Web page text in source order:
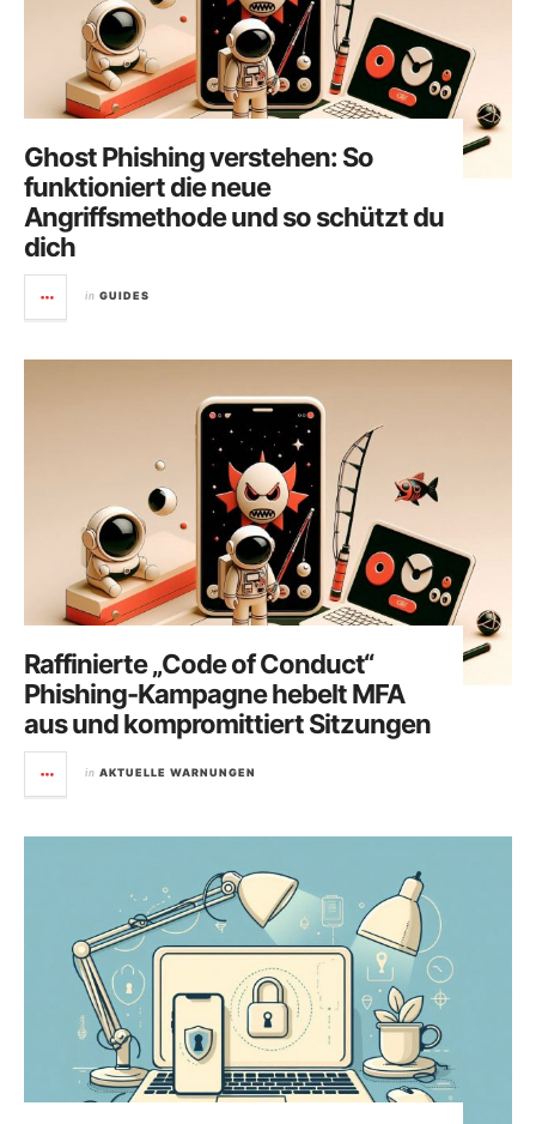
Ghost Phishing verstehen: So
funktioniert die neue
Angriffsmethode und so schützt du
dich
in GUIDES
Raffinierte „Code of Conduct“
Phishing-Kampagne hebelt MFA
aus und kompromittiert Sitzungen
in AKTUELLE WARNUNGEN